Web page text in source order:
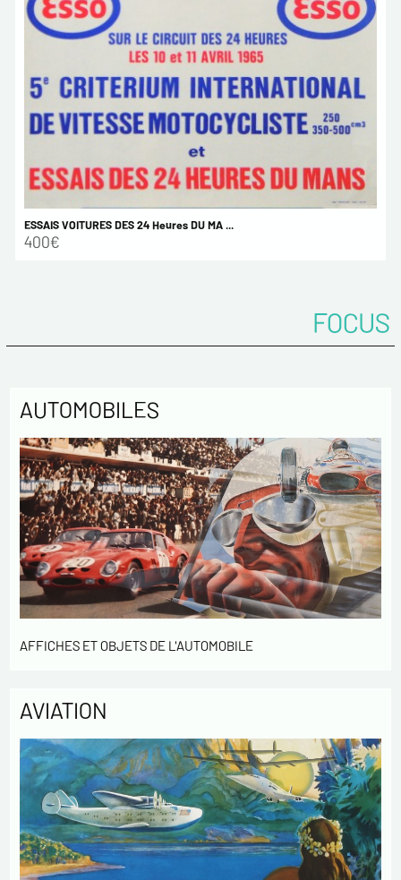
ESSAIS VOITURES DES 24 Heures DU MA ...
400€
FOCUS
AUTOMOBILES
AFFICHES ET OBJETS DE L'AUTOMOBILE
AVIATION